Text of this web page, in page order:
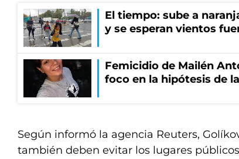
El tiempo: sube a
y se esperan vientos
Femicidio de Mailén
foco en la hipótesis de
Según informó la agencia Reuters,
también deben evitar los lugares